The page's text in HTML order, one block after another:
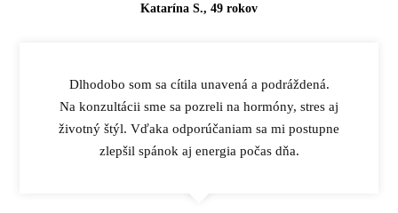
Katarína S., 49 rokov
Dlhodobo som sa cítila unavená a podráždená.
Na konzultácii sme sa pozreli na hormóny, stres aj
životný štýl. Vďaka odporúčaniam sa mi postupne
zlepšil spánok aj energia počas dňa.